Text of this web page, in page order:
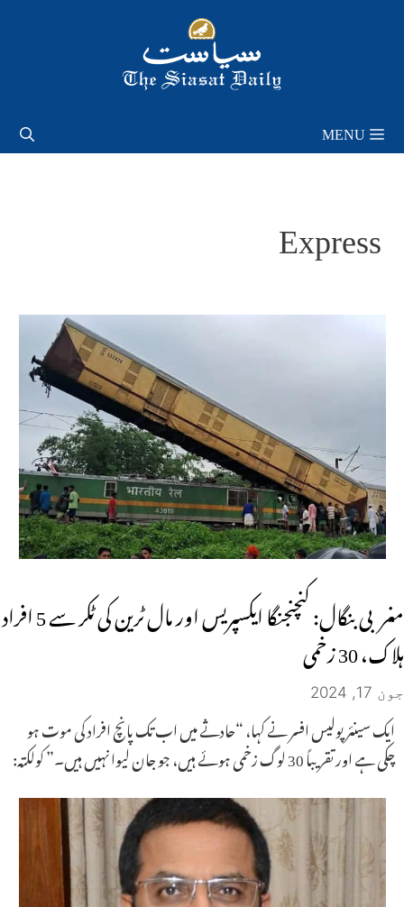
MENU
Express
مغربی بنگال: کنچنجنگا ایکسپریس اور مال ٹرین کی ٹکر سے 5 افراد
ہلاک، 30 زخمی
جون 17, 2024
ایک سینئر پولیس افسر نے کہا، “حادثے میں اب تک پانچ افراد کی موت ہو
چکی ہے اور تقریباً 30 لوگ زخمی ہوئے ہیں، جو جان لیوا نہیں ہیں۔” کولکتہ: